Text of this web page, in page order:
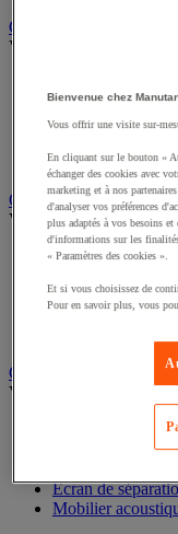
Chauffage, climatisation
Voir toute la catégorie
Climatiseur
Rafraîchisseur
Ventilateur
Classement et archivage
Voir toute la catégorie
Accessoires de
Chemise et trieur
Classeur,
Cloison et mobilier
Voir toute la catégorie
Cloison
Cloison anti-
Écran de
Mobilier
Bienvenue chez
Vous offrir une visite sur-
En cliquant sur le bouton «
échanger des cookies avec
marketing et à nos
d'analyser vos préférences
plus adaptés à vos besoins
d'informations sur les
« Paramètres des cookies ».
Et si vous choisissez de
Pour en savoir plus, vous